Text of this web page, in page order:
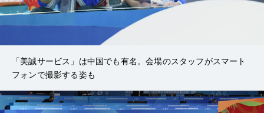
「美誠サービス」は中国でも有名。会場のスタッフがスマート
フォンで撮影する姿も